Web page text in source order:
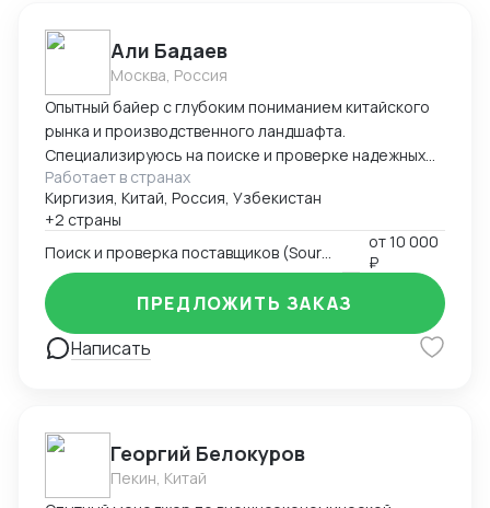
Али Бадаев
Москва, Россия
Опытный байер с глубоким пониманием китайского
рынка и производственного ландшафта.
Специализируюсь на поиске и проверке надежных
поставщиков, ведении переговоров и полном
управлении цепочкой поставок от фабрики до
конечного склада. Эксперт в контроле качества и
снижении закупочных издержек. Поиск и проверка
поставщиков: Опыт работы с B2B-платформами
(Alibaba, 1688.com, Globalsources), проведение
фабричных аудитов, проверка юридической
документации. Ведение переговоров: Навыки
контроль заказа от размещения до отгрузки
(сопровождение заказа, отслеживание
производства). Знание логистических процессов
Работает в странах
Киргизия, Китай, Россия, Узбекистан
+2 страны
от10 000
₽
Написать
ПРЕДЛОЖИТЬ ЗАКАЗ
Георгий Белокуров
Пекин, Китай